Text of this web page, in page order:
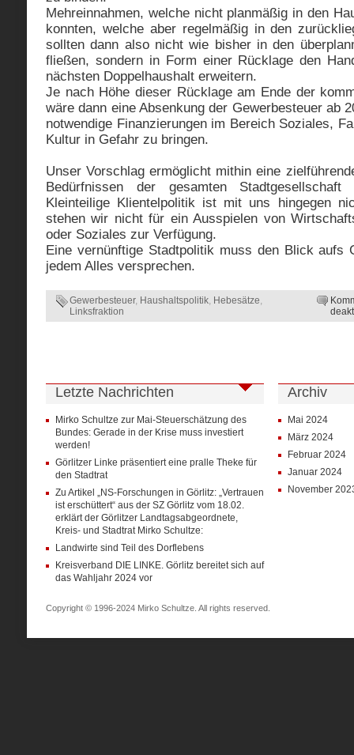
Mehreinnahmen, welche nicht planmäßig in den
konnten, welche aber regelmäßig in den
sollten dann also nicht wie bisher in den
fließen, sondern in Form einer Rücklage den
nächsten Doppelhaushalt erweitern.
Je nach Höhe dieser Rücklage am Ende der
wäre dann eine Absenkung der Gewerbesteuer ab
notwendige Finanzierungen im Bereich Soziales,
Kultur in Gefahr zu bringen.
Unser Vorschlag ermöglicht mithin eine
Bedürfnissen der gesamten Stadtgesellschaft
Kleinteilige Klientelpolitik ist mit uns hingegen
stehen wir nicht für ein Ausspielen von
oder Soziales zur Verfügung.
Eine vernünftige Stadtpolitik muss den Blick aufs
jedem Alles versprechen.
Gewerbesteuer, Haushaltspolitik, Hebesätze,
Linksfraktion
Letzte Nachrichten
Mirko Schultze zur Mai-Steuerschätzung des
Bundes: Gerade in der Krise muss investiert
werden!
Görlitzer Linke präsentiert eine pralle Theke für
den Stadtrat
Zu Artikel „NS-Forschungen in Görlitz: „Vertrauen
ist erschüttert“ aus der SZ Görlitz vom 18.02.
erklärt der Görlitzer Landtagsabgeordnete,
Kreis- und Stadtrat Mirko Schultze:
Landwirte sind Teil des Dorflebens
Kreisverband DIE LINKE. Görlitz bereitet sich auf
das Wahljahr 2024 vor
Archiv
Mai 2024
März 2024
Februar 2024
Januar 2024
November
Copyright © 1996-2024 Mirko Schultze. All rights reserved.